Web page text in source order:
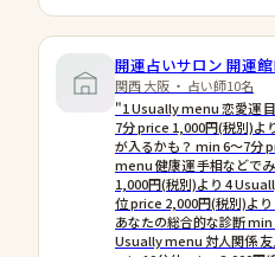
開運占いサロン 開運
関西 大阪 ・ 占い師10名
"1 Usually menu 恋愛運
7分 price 1,000円(税別)よ
が入るかも？ min 6〜7分
menu 健康運 手相などで
1,000円(税別)より 4
位 price 2,000円(税別)よ
あなたの総合的な診断
Usually menu 対人関係